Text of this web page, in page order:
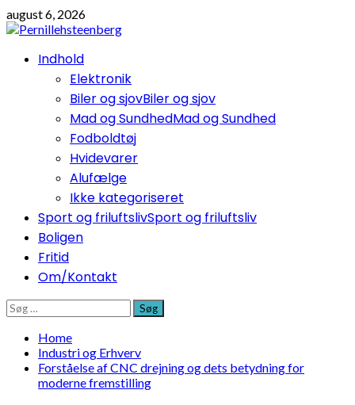
Skip
to
august 6, 2026
PrimaryIndhold
Elektronik
Biler og sjovBiler og sjov
Mad og SundhedMad og Sundhed
Fodboldtøj
Hvidevarer
Alufælge
Ikke kategoriseret
Sport og friluftslivSport og friluftsliv
Boligen
Fritid
Om/Kontakt
Søg
efter:
Home
Industri og Erhverv
Forståelse af CNC drejning og dets betydning for
moderne fremstilling